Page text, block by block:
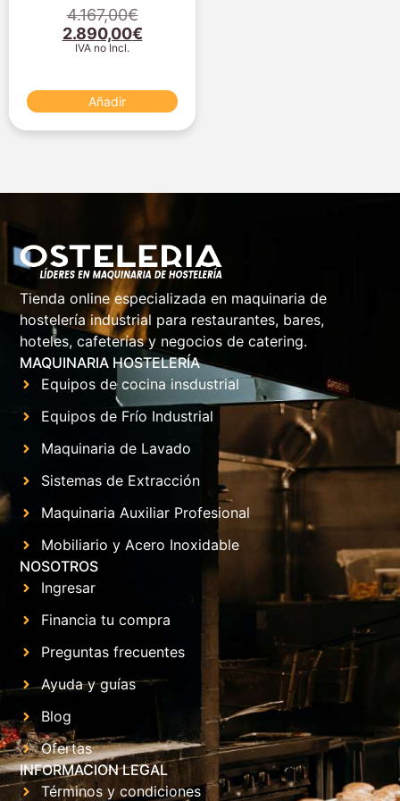
4.167,00€
2.890,00€
IVA no Incl.
Añadir
Tienda online especializada en maquinaria de
hostelería industrial para restaurantes, bares,
hoteles, cafeterías y negocios de catering.
MAQUINARIA HOSTELERÍA
Equipos de cocina insdustrial
Equipos de Frío Industrial
Maquinaria de Lavado
Sistemas de Extracción
Maquinaria Auxiliar Profesional
Mobiliario y Acero Inoxidable
NOSOTROS
Ingresar
Financia tu compra
Preguntas frecuentes
Ayuda y guías
Blog
Ofertas
INFORMACION LEGAL
Términos y condiciones